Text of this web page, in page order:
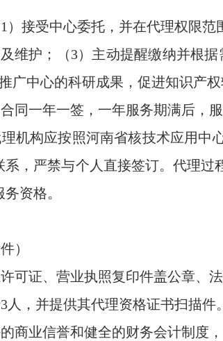
）接受中心委托，并在代理权限
维护；（3）主动提醒缴纳并根
广中心的科研成果，促进知识产
同一年一签，一年服务期满后，
机构应按照河南省核技术应用
，严禁与个人直接签订。代理
资格。
）
可证、营业执照复印件盖公章、
人，并提供其代理资格证书扫描件。
商业信誉和健全的财务会计制度